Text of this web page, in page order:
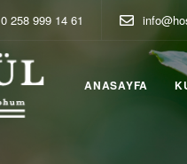
0 258 999 14 61
ANASAYFA